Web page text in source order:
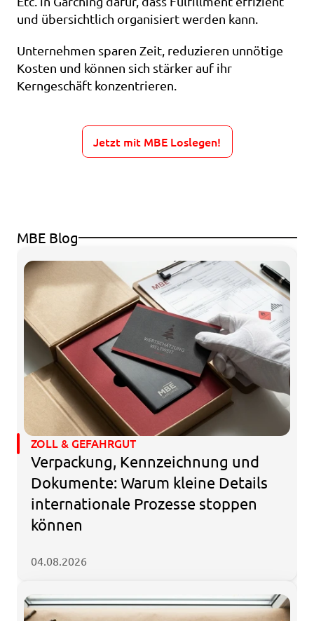
und übersichtlich organisiert werden kann.
Unternehmen sparen Zeit, reduzieren unnötige
Kosten und können sich stärker auf ihr
Kerngeschäft konzentrieren.
Jetzt mit MBE Loslegen!
MBE Blog
ZOLL & GEFAHRGUT
Verpackung, Kennzeichnung und
Dokumente: Warum kleine Details
internationale Prozesse stoppen
können
04.08.2026